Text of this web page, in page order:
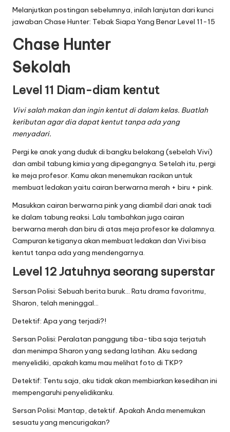
Melanjutkan postingan sebelumnya, inilah lanjutan dari kunci
jawaban Chase Hunter: Tebak Siapa Yang Benar Level 11-15
Chase Hunter
Sekolah
Level 11 Diam-diam kentut
Vivi salah makan dan ingin kentut di dalam kelas. Buatlah
keributan agar dia dapat kentut tanpa ada yang
menyadari.
Pergi ke anak yang duduk di bangku belakang (sebelah Vivi)
dan ambil tabung kimia yang dipegangnya. Setelah itu, pergi
ke meja profesor. Kamu akan menemukan racikan untuk
membuat ledakan yaitu cairan berwarna merah + biru + pink.
Masukkan cairan berwarna pink yang diambil dari anak tadi
ke dalam tabung reaksi. Lalu tambahkan juga cairan
berwarna merah dan biru di atas meja profesor ke dalamnya.
Campuran ketiganya akan membuat ledakan dan Vivi bisa
kentut tanpa ada yang mendengarnya.
Level 12 Jatuhnya seorang superstar
Sersan Polisi: Sebuah berita buruk… Ratu drama favoritmu,
Sharon, telah meninggal…
Detektif: Apa yang terjadi?!
Sersan Polisi: Peralatan panggung tiba-tiba saja terjatuh
dan menimpa Sharon yang sedang latihan. Aku sedang
menyelidiki, apakah kamu mau melihat foto di TKP?
Detektif: Tentu saja, aku tidak akan membiarkan kesedihan ini
mempengaruhi penyelidikanku.
Sersan Polisi: Mantap, detektif. Apakah Anda menemukan
sesuatu yang mencurigakan?